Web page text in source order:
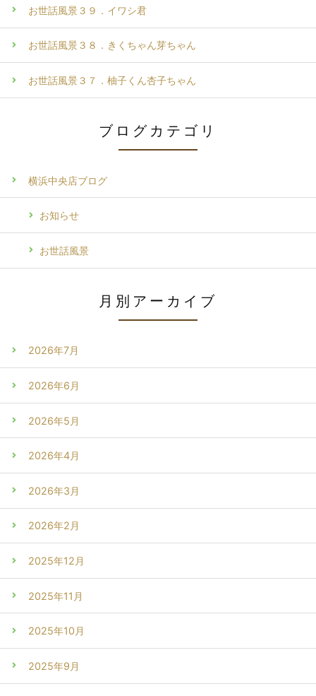
お世話風景３９．イワシ君
お世話風景３８．きくちゃん芽ちゃん
お世話風景３７．柚子くん杏子ちゃん
ブログカテゴリ
横浜中央店ブログ
お知らせ
お世話風景
月別アーカイブ
2026年7月
2026年6月
2026年5月
2026年4月
2026年3月
2026年2月
2025年12月
2025年11月
2025年10月
2025年9月